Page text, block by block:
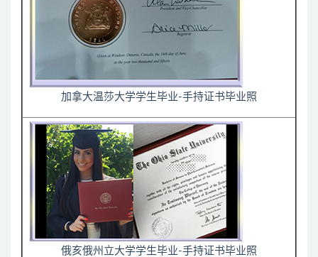
加拿大温莎大学学生毕业-手持证书毕业照
俄亥俄州立大学学生毕业-手持证书毕业照